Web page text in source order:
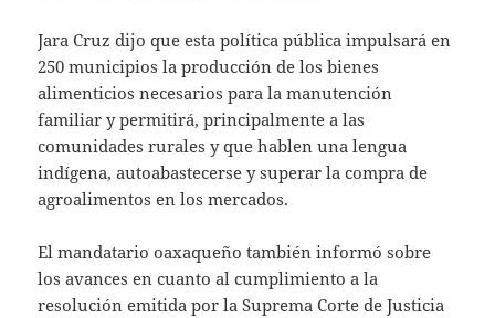
Jara Cruz dijo que esta política pública impulsará en
250 municipios la producción de los bienes
alimenticios necesarios para la manutención
familiar y permitirá, principalmente a las
comunidades rurales y que hablen una lengua
indígena, autoabastecerse y superar la compra de
agroalimentos en los mercados.
El mandatario oaxaqueño también informó sobre
los avances en cuanto al cumplimiento a la
resolución emitida por la Suprema Corte de Justicia